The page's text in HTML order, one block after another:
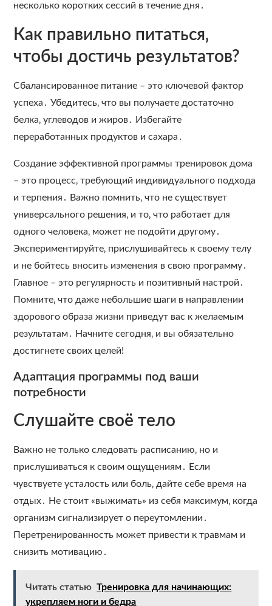
несколько коротких сессий в течение дня․
Как правильно питаться‚
чтобы достичь результатов?
Сбалансированное питание – это ключевой фактор
успеха․ Убедитесь‚ что вы получаете достаточно
белка‚ углеводов и жиров․ Избегайте
переработанных продуктов и сахара․
Создание эффективной программы тренировок дома
– это процесс‚ требующий индивидуального подхода
и терпения․ Важно помнить‚ что не существует
универсального решения‚ и то‚ что работает для
одного человека‚ может не подойти другому․
Экспериментируйте‚ прислушивайтесь к своему телу
и не бойтесь вносить изменения в свою программу․
Главное – это регулярность и позитивный настрой․
Помните‚ что даже небольшие шаги в направлении
здорового образа жизни приведут вас к желаемым
результатам․ Начните сегодня‚ и вы обязательно
достигнете своих целей!
Адаптация программы под ваши
потребности
Слушайте своё тело
Важно не только следовать расписанию‚ но и
прислушиваться к своим ощущениям․ Если
чувствуете усталость или боль‚ дайте себе время на
отдых․ Не стоит «выжимать» из себя максимум‚ когда
организм сигнализирует о переутомлении․
Перетренированность может привести к травмам и
снизить мотивацию․
Читать статью Тренировка для начинающих:
укрепляем ноги и бедра